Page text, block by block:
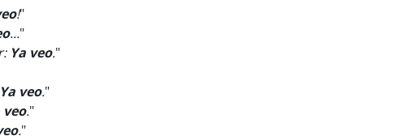
!"
..."
Ya veo."
Ya veo."
veo."
."